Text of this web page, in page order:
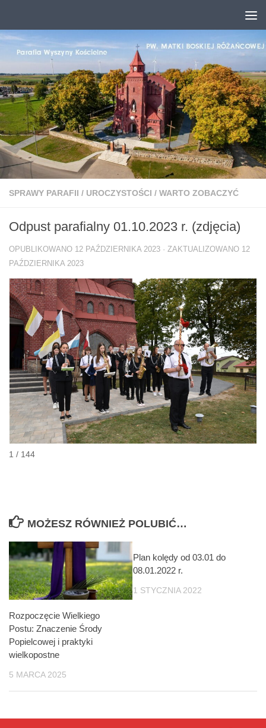
SPRAWY PARAFII / UROCZYSTOŚCI / WARTO ZOBACZYĆ
Odpust parafialny 01.10.2023 r. (zdjęcia)
OPUBLIKOWANO 12 PAŹDZIERNIKA 2023 · ZAKTUALIZOWANO 12
PAŹDZIERNIKA 2023
1 / 144
MOŻESZ RÓWNIEŻ POLUBIĆ…
Rozpoczęcie Wielkiego
Postu: Znaczenie Środy
Popielcowej i praktyki
wielkopostne
5 MARCA 2025
Plan kolędy od 03.01 do
08.01.2022 r.
1 STYCZNIA 2022